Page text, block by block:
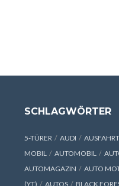
SCHLAGWÖRTER
5-TÜRER AUDI
MOBIL
AUTOMOBIL
AUTOMAGAZIN
AUTO
(YT)
AUTOS BLACK